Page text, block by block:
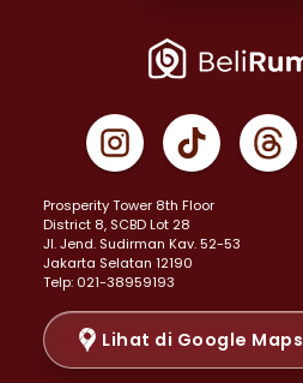
Properti Dijual di Jakarta
Properti Dijual di Gambir >
Properti Dijual di Johar Baru >
Properti Dijual di Menteng >
Properti Dijual di Senen >
Properti Dijual di Tanah Abang >
Properti Dijual di Cikini >
Properti Dijual di Kramat >
Properti Dijual di Pasar Baru >
Prosperity Tower 8th Floor
District 8, SCBD Lot 28
JI. Jend. Sudirman Kav. 52-53
Jakarta Selatan 12190
Telp: 021-38959193
Lihat di Google Maps